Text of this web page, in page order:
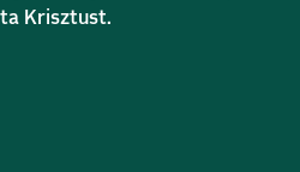
Krisztust.